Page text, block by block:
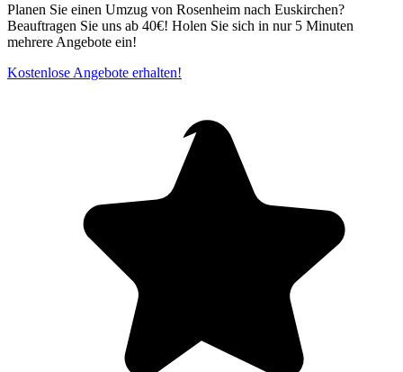
Planen Sie einen Umzug von Rosenheim nach Euskirchen?
Beauftragen Sie uns ab 40€! Holen Sie sich in nur 5 Minuten
mehrere Angebote ein!
Kostenlose Angebote erhalten!